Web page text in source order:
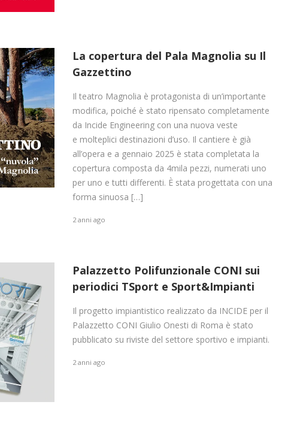
La copertura del Pala Magnolia su Il
Gazzettino
Il teatro Magnolia è protagonista di un’importante
modifica, poiché è stato ripensato completamente
da Incide Engineering con una nuova veste
e molteplici destinazioni d’uso. Il cantiere è già
all’opera e a gennaio 2025 è stata completata la
copertura composta da 4mila pezzi, numerati uno
per uno e tutti differenti. È stata progettata con una
forma sinuosa […]
2 anni ago
Palazzetto Polifunzionale CONI sui
periodici TSport e Sport&Impianti
Il progetto impiantistico realizzato da INCIDE per il
Palazzetto CONI Giulio Onesti di Roma è stato
pubblicato su riviste del settore sportivo e impianti.
2 anni ago